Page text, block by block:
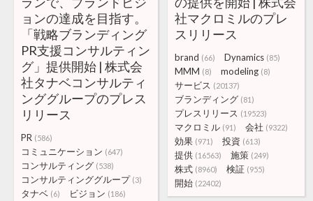
ョンの達成を目指す。
「戦略ブランディング
PR支援コンサルティン
グ」提供開始 | 株式会
社タナベコンサルティ
ンググループのプレス
リリース
PR (586)
コミュニケーション (647)
コンサルティング (538)
コンサルティンググループ (3)
タナベ (6) ビジョン (186)
社マクロミルのプレ
スリリース
brand (66) Dynamics (85)
MMM (8) modeling (8)
サービス (20137)
ブランディング (81)
プレスリリース (19523)
マクロミル (91) 会社 (9322)
効果 (971) 投資 (613)
提供 (16563) 施策 (249)
株式 (8960) 検証 (955)
開始 (22402)